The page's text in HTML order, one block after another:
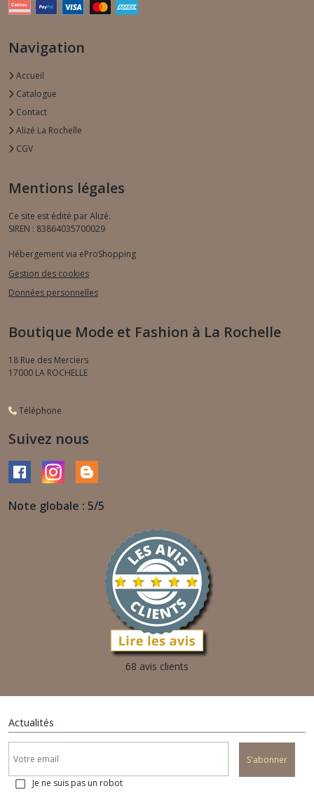
Navigation
Accueil
Catalogue
Contact
Alizé La Rochelle
CGV
Mentions légales
Ce site est édité par Alizé.
SIREN : 83864035700029
Hébergement via eProShopping
Gestion des cookies
Données personnelles
Boutique Mode et Fashion à La Rochelle
18 Rue des Merciers
17000 LA ROCHELLE
Téléphone
Suivez nous
Note globale : 5/5
68 avis clients
Actualités
S'abonner
Je ne suis pas un robot